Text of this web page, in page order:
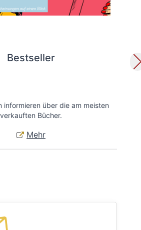
Bestseller
informieren über die am meisten
verkauften Bücher.
Mehr